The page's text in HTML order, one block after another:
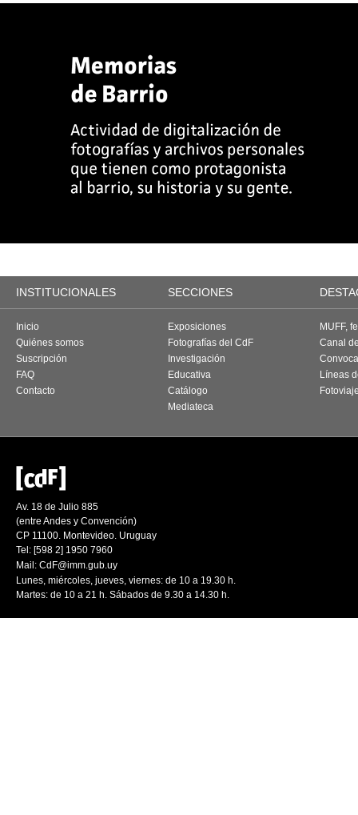
INSTITUCIONALES SECCIONES
Inicio
Quiénes somos
Suscripción
FAQ
Contacto
Exposiciones
Fotografías del CdF
Investigación
Educativa
Catálogo
Mediateca
MUFF,
Canal
Líneas
Av. 18 de Julio 885
(entre Andes y Convención)
CP 11100. Montevideo. Uruguay
Tel: [598 2] 1950 7960
Mail: CdF@imm.gub.uy
Lunes, miércoles, jueves, viernes: de 10 a 19.30 h.
Martes: de 10 a 21 h. Sábados de 9.30 a 14.30 h.